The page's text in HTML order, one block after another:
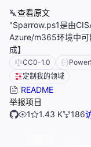
查看原文
"Sparrow.ps1是由
Azure/m365环境中可
成】
CC0-1.0
定制我的领域
README
举报项目
1
1.43 K 186